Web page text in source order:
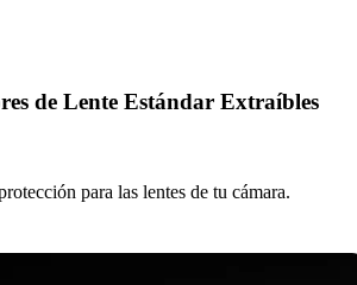
de Lente Estándar Extraíbles
para las lentes de tu cámara.